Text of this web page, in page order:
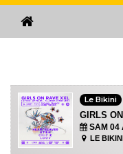
Le Bikini
GIRLS
SAM 04
LE BIKINI